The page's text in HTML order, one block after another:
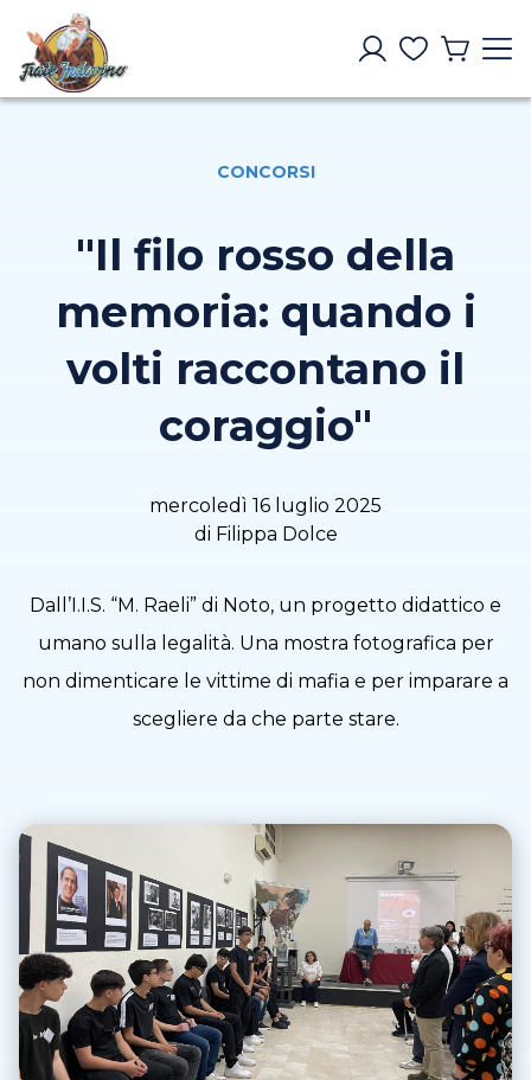
CONCORSI
"Il filo rosso della
memoria: quando i
volti raccontano il
coraggio"
mercoledì 16 luglio 2025
di Filippa Dolce
Dall’I.I.S. “M. Raeli” di Noto, un progetto didattico e
umano sulla legalità. Una mostra fotografica per
non dimenticare le vittime di mafia e per imparare a
scegliere da che parte stare.